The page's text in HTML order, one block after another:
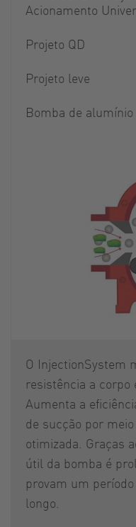
Acionamento
Projeto QD
Projeto leve
Bomba de alumínio
O InjectionSystem
resistência a corpo
Aumenta a
de sucção por
otimizada. Graças
útil da bomba é
provam um
longo.